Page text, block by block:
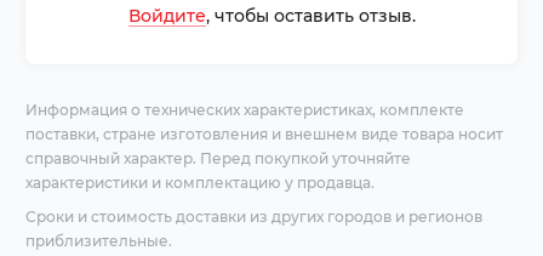
Войдите, чтобы оставить отзыв.
Информация о технических характеристиках, комплекте
поставки, стране изготовления и внешнем виде товара носит
справочный характер. Перед покупкой уточняйте
характеристики и комплектацию у продавца.
Сроки и стоимость доставки из других городов и регионов
приблизительные.